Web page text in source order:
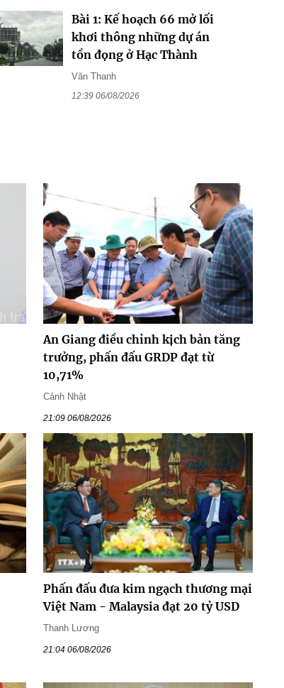
Bài 1: Kế hoạch 66 mở lối
khơi thông những dự án
tồn đọng ở Hạc Thành
Văn Thanh
12:39 06/08/2026
An Giang điều chỉnh kịch bản tăng
trưởng, phấn đấu GRDP đạt từ
10,71%
Cảnh Nhật
21:09 06/08/2026
Phấn đấu đưa kim ngạch thương mại
Việt Nam - Malaysia đạt 20 tỷ USD
Thanh Lương
21:04 06/08/2026